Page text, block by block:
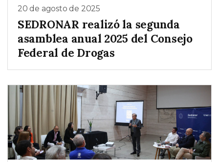
20 de agosto de 2025
SEDRONAR realizó la segunda
asamblea anual 2025 del Consejo
Federal de Drogas